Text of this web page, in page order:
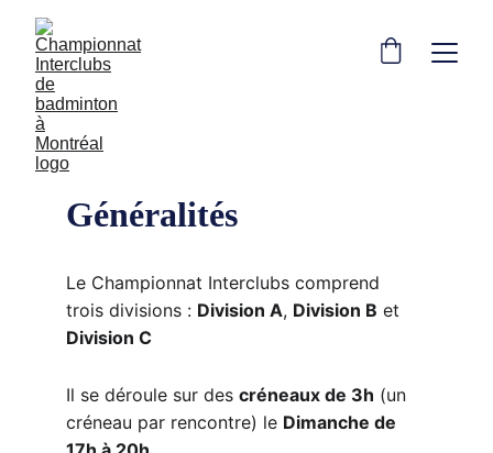
Règlement du Championnat
Généralités
Le Championnat Interclubs comprend
trois divisions : Division A, Division B et
Division C
Il se déroule sur des créneaux de 3h (un
créneau par rencontre) le Dimanche de